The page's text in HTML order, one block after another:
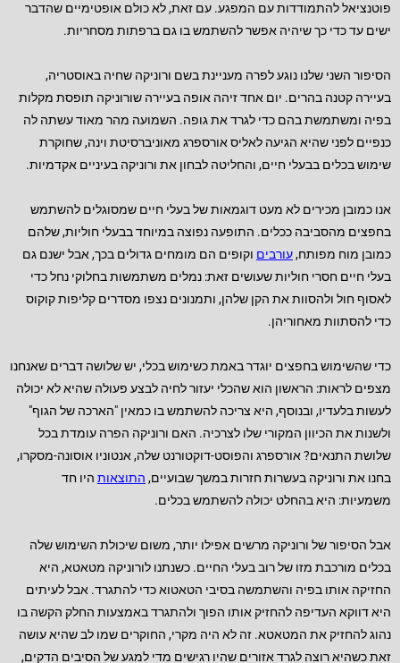
פוטנציאל להתמודדות עם המפגע. עם זאת, לא כולם אופטימיים שהדבר
ישים עד כדי כך שיהיה אפשר להשתמש בו גם ברפתות מסחריות.
הסיפור השני שלנו נוגע לפרה מעניינת בשם ורוניקה שחיה באוסטריה,
בעיירה קטנה בהרים. יום אחד זיהה אופה בעיירה שורוניקה תופסת מקלות
בפיה ומשתמשת בהם כדי לגרד את גופה. השמועה מהר מאוד עשתה לה
כנפיים לפני שהיא הגיעה לאליס אורספרג מאוניברסיטת וינה, שחוקרת
שימוש בכלים בבעלי חיים, והחליטה לבחון את ורוניקה בעיניים אקדמיות.
אנו כמובן מכירים לא מעט דוגמאות של בעלי חיים שמסוגלים להשתמש
בחפצים מהסביבה ככלים. התופעה נפוצה במיוחד בבעלי חוליות, שלהם
כמובן מוח מפותח,עורבים וקופים הם מומחים גדולים בכך, אבל ישנם גם
בעלי חיים חסרי חוליות שעושים זאת: נמלים משתמשות בחלוקי נחל כדי
לאסוף חול ולהסוות את הקן שלהן, ותמנונים נצפו מסדרים קליפות קוקוס
כדי להסתוות מאחוריהן.
כדי שהשימוש בחפצים יוגדר באמת כשימוש בכלי, יש שלושה דברים שאנחנו
מצפים לראות: הראשון הוא שהכלי יעזור לחיה לבצע פעולה שהיא לא יכולה
לעשות בלעדיו, ובנוסף, היא צריכה להשתמש בו כמאין "הארכה של הגוף"
ולשנות את הכיוון המקורי שלו לצרכיה. האם ורוניקה הפרה עומדת בכל
שלושת התנאים? אורספרג והפוסט-דוקטורנט שלה, אנטוניו אוסונה-מסקרו,
בחנו את ורוניקה בעשרות חזרות במשך שבועיים, התוצאות היו חד
משמעיות: היא בהחלט יכולה להשתמש בכלים.
אבל הסיפור של ורוניקה מרשים אפילו יותר, משום שיכולת השימוש שלה
בכלים מורכבת מזו של רוב בעלי החיים. כשנתנו לורוניקה מטאטא, היא
החזיקה אותו בפיה והשתמשה בסיבי הטאטוא כדי להתגרד. אבל לעיתים
היא דווקא העדיפה להחזיק אותו הפוך ולהתגרד באמצעות החלק הקשה בו
נהוג להחזיק את המטאטא. זה לא היה מקרי, החוקרים שמו לב שהיא עושה
זאת כשהיא רוצה לגרד אזורים שהיו רגישים מדי למגע של הסיבים הדקים,